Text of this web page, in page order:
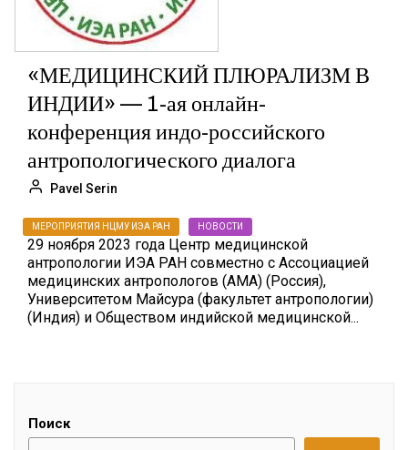
«МЕДИЦИНСКИЙ ПЛЮРАЛИЗМ В
ИНДИИ» — 1-ая онлайн-
конференция индо-российского
антропологического диалога
Pavel Serin
МЕРОПРИЯТИЯ НЦМУ ИЭА РАН НОВОСТИ
29 ноября 2023 года Центр медицинской
антропологии ИЭА РАН совместно с Ассоциацией
медицинских антропологов (АМА) (Россия),
Университетом Майсура (факультет антропологии)
(Индия) и Обществом индийской медицинской...
Поиск